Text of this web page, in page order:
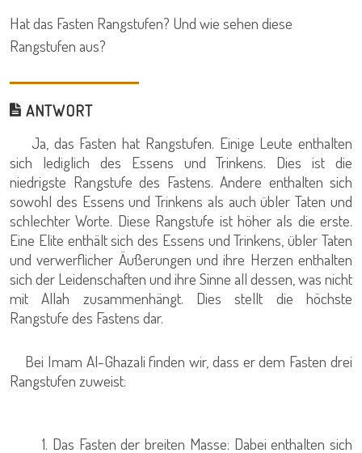
Hat das Fasten Rangstufen? Und wie sehen diese
Rangstufen aus?
ANTWORT
Ja, das Fasten hat Rangstufen. Einige Leute enthalten
sich lediglich des Essens und Trinkens. Dies ist die
niedrigste Rangstufe des Fastens. Andere enthalten sich
sowohl des Essens und Trinkens als auch übler Taten und
schlechter Worte. Diese Rangstufe ist höher als die erste.
Eine Elite enthält sich des Essens und Trinkens, übler Taten
und verwerflicher Äußerungen und ihre Herzen enthalten
sich der Leidenschaften und ihre Sinne all dessen, was nicht
mit Allah zusammenhängt. Dies stellt die höchste
Rangstufe des Fastens dar.
Bei Imam Al-Ghazali finden wir, dass er dem Fasten drei
Rangstufen zuweist:
1. Das Fasten der breiten Masse: Dabei enthalten sich